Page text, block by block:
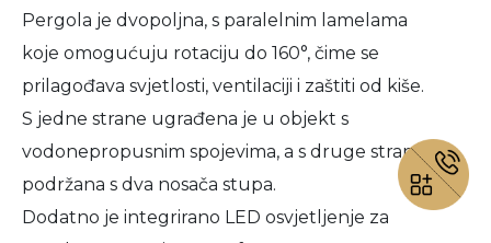
Pergola je dvopoljna, s paralelnim lamelama
koje omogućuju rotaciju do 160°, čime se
prilagođava svjetlosti, ventilaciji i zaštiti od kiše.
S jedne strane ugrađena je u objekt s
vodonepropusnim spojevima, a s druge strane
podržana s dva nosača stupa.
Dodatno je integrirano LED osvjetljenje za